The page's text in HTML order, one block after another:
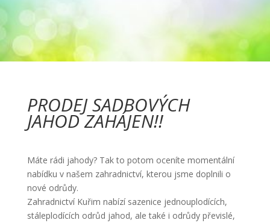
PRODEJ SADBOVÝCH
JAHOD ZAHÁJEN!!
Máte rádi jahody? Tak to potom oceníte momentální
nabídku v našem zahradnictví, kterou jsme doplnili o
nové odrůdy.
Zahradnictví Kuřim nabízí sazenice jednouplodících,
stáleplodících odrůd jahod, ale také i odrůdy převislé,